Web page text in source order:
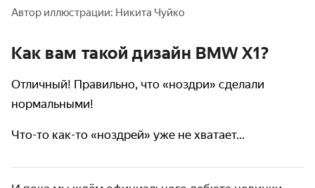
Автор иллюстрации: Никита Чуйко
Как вам такой дизайн BMW X1?
Отличный! Правильно, что «ноздри» сделали
нормальными!
Что-то как-то «ноздрей» уже не хватает...